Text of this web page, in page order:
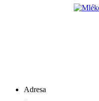
Adresa